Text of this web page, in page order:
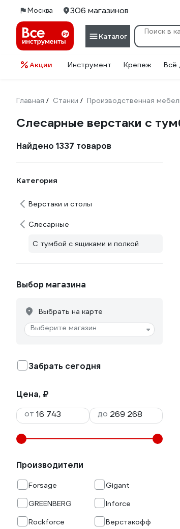
Москва 306 магазинов
Каталог
Акции Инструмент Крепеж Всё
Главная / Станки / Производственная
Слесарные верстаки с
Найдено 1337 товаров
Категория
Верстаки и столы
Слесарные
С тумбой с ящиками и полкой
Выбор магазина
Выбрать на карте
Выберите магазин
Забрать сегодня
Цена, ₽
от
до
Производители
Forsage
Gigant
GREENBERG
Inforce
Rockforce
Верстакофф